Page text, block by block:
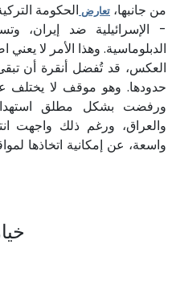
من جانبها، تعارض الحكومة
- الإسرائيلية ضد إيران،
الدبلوماسية. وهذا الأمر لا
العكس، قد تُفضل أنقرة أن
حدودها. وهو موقف لا
ورفضت بشكل مطلق
والعراق، ورغم ذلك واجهت
واسعة، عن إمكانية اتخاذها